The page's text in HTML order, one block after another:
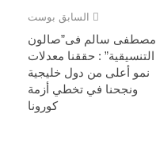
السابق بوست
مصطفى سالم فى”صالون
التنسيقية” : حققنا معدلات
نمو أعلى من دول خليجية
ونجحنا في تخطي أزمة
كورونا